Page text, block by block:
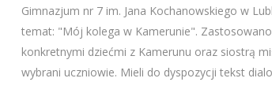
Gimnazjum nr 7 im. Jana Kochanowskiego w
temat: "Mój kolega w Kamerunie".
konkretnymi dziećmi z Kamerunu oraz siostrą
wybrani uczniowie. Mieli do dyspozycji tekst